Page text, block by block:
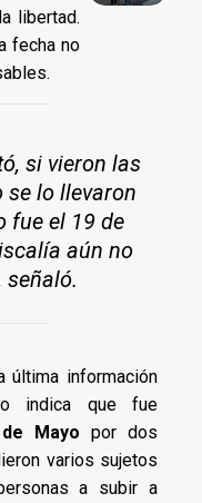
libertad.
fecha no
si vieron las
se lo llevaron
fue el 19 de
aún no
señaló.
última información
indica que fue
Mayo por dos
varios sujetos
a subir a